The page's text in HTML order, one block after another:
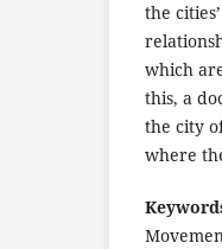
the
which
this, a
the city
where